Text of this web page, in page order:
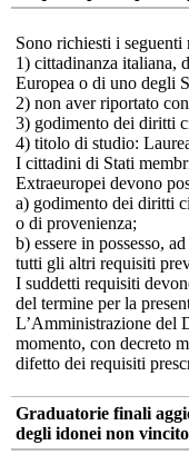
Sono richiesti i seguenti
1) cittadinanza italiana,
Europea o di uno degli
2) non aver riportato
3) godimento dei diritti
4) titolo di studio:
I cittadini di Stati
Extraeuropei devono
a) godimento dei diritti
o di provenienza;
b) essere in possesso,
tutti gli altri requisiti
I suddetti requisiti
del termine per la
L’Amministrazione del
momento, con decreto
difetto dei requisiti
Graduatorie finali
degli idonei non